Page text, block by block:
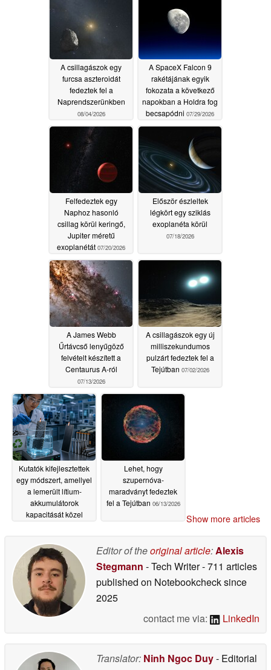
A csillagászok egy
furcsa aszteroidát
fedeztek fel a
Naprendszerünkben
08/04/2026
A SpaceX Falcon 9
rakétájának egyik
fokozata a következő
napokban a Holdra fog
becsapódni 07/29/2026
Felfedeztek egy
Naphoz hasonló
csillag körül keringő,
Jupiter méretű
exoplanétát 07/20/2026
Először észleltek
légkört egy sziklás
exoplanéta körül
07/18/2026
A James Webb
Űrtávcső lenyűgöző
felvételt készített a
Centaurus A-ról
07/13/2026
A csillagászok egy új
milliszekundumos
pulzárt fedeztek fel a
Tejútban 07/02/2026
Kutatók kifejlesztettek
egy módszert, amellyel
a lemerült lítium-
akkumulátorok
kapacitását közel
Lehet, hogy
szupernóva-
maradványt fedeztek
fel a Tejútban 06/13/2026
Show more articles
Editor of theoriginal article:Alexis
Stegmann - Tech Writer- 711 articles
published on Notebookchecksince
2025
contact me via:
LinkedIn
Translator: Ninh Ngoc Duy- Editorial